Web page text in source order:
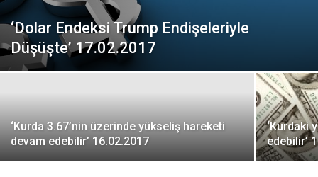
‘Dolar Endeksi Trump Endişeleriyle
Düşüşte’ 17.02.2017
‘Kurda 3.67’nin üzerinde yükseliş hareketi
devam edebilir’ 16.02.2017
‘Kurdaki
edebilir’